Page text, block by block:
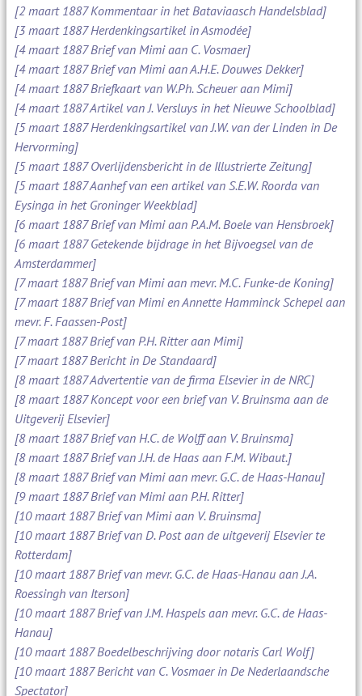
[2 maart 1887 Kommentaar in het Bataviaasch Handelsblad]
[3 maart 1887 Herdenkingsartikel in Asmodée]
[4 maart 1887 Brief van Mimi aan C. Vosmaer]
[4 maart 1887 Brief van Mimi aan A.H.E. Douwes Dekker]
[4 maart 1887 Briefkaart van W.Ph. Scheuer aan Mimi]
[4 maart 1887 Artikel van J. Versluys in het Nieuwe Schoolblad]
[5 maart 1887 Herdenkingsartikel van J.W. van der Linden in De
Hervorming]
[5 maart 1887 Overlijdensbericht in de Illustrierte Zeitung]
[5 maart 1887 Aanhef van een artikel van S.E.W. Roorda van
Eysinga in het Groninger Weekblad]
[6 maart 1887 Brief van Mimi aan P.A.M. Boele van Hensbroek]
[6 maart 1887 Getekende bijdrage in het Bijvoegsel van de
Amsterdammer]
[7 maart 1887 Brief van Mimi aan mevr. M.C. Funke-de Koning]
[7 maart 1887 Brief van Mimi en Annette Hamminck Schepel aan
mevr. F. Faassen-Post]
[7 maart 1887 Brief van P.H. Ritter aan Mimi]
[7 maart 1887 Bericht in De Standaard]
[8 maart 1887 Advertentie van de firma Elsevier in de NRC]
[8 maart 1887 Koncept voor een brief van V. Bruinsma aan de
Uitgeverij Elsevier]
[8 maart 1887 Brief van H.C. de Wolff aan V. Bruinsma]
[8 maart 1887 Brief van J.H. de Haas aan F.M. Wibaut.]
[8 maart 1887 Brief van Mimi aan mevr. G.C. de Haas-Hanau]
[9 maart 1887 Brief van Mimi aan P.H. Ritter]
[10 maart 1887 Brief van Mimi aan V. Bruinsma]
[10 maart 1887 Brief van D. Post aan de uitgeverij Elsevier te
Rotterdam]
[10 maart 1887 Brief van mevr. G.C. de Haas-Hanau aan J.A.
Roessingh van Iterson]
[10 maart 1887 Brief van J.M. Haspels aan mevr. G.C. de Haas-
Hanau]
[10 maart 1887 Boedelbeschrijving door notaris Carl Wolf]
[10 maart 1887 Bericht van C. Vosmaer in De Nederlaandsche
Spectator]